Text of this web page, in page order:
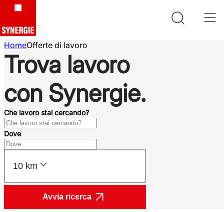
HomeOfferte di lavoro
Trova lavoro
con Synergie.
Che lavoro stai cercando?
Dove
10 km
Avvia ricerca